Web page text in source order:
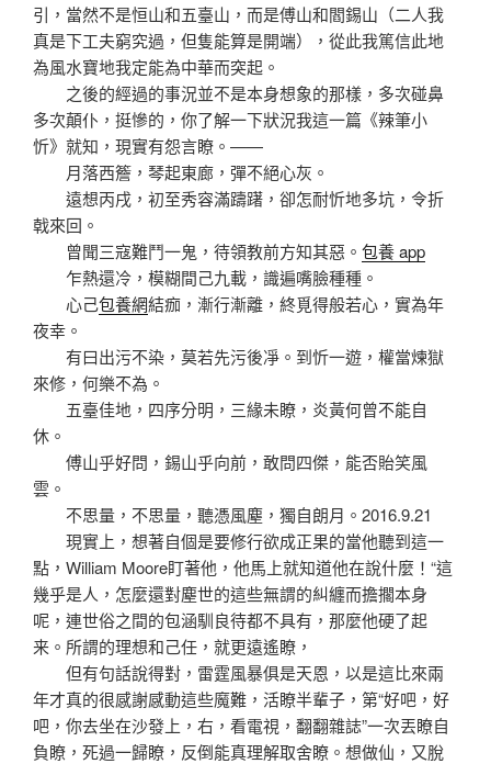
引，當然不是恒山和五臺山，而是傅山和閻錫山（二人我
真是下工夫窮究過，但隻能算是開端），從此我篤信此地
為風水寶地我定能為中華而突起。
之後的經過的事況並不是本身想象的那樣，多次碰鼻
多次顛仆，挺慘的，你了解一下狀況我這一篇《辣筆小
忻》就知，現實有怨言瞭。——
月落西簷，琴起東廊，彈不絕心灰。
遠想丙戌，初至秀容滿躊躇，卻怎耐忻地多坑，令折
戟來回。
曾聞三寇難鬥一鬼，待領教前方知其惡。 包養 app
乍熱還冷，模糊間己九載，識遍嘴臉種種。
心己包養網結痂，漸行漸離，終覓得般若心，實為年
夜幸。
有曰出污不染，莫若先污後凈。到忻一遊，權當煉獄
來修，何樂不為。
五臺佳地，四序分明，三緣未瞭，炎黃何曾不能自
休。
傅山乎好問，錫山乎向前，敢問四傑，能否貽笑風
雲。
不思量，不思量，聽憑風塵，獨自朗月。2016.9.21
現實上，想著自個是要修行欲成正果的當他聽到這一
點，William Moore盯著他，他馬上就知道他在說什麼！“這
幾乎是人，怎麼還對塵世的這些無謂的糾纏而擔擱本身
呢，連世俗之間的包涵馴良待都不具有，那麼他硬了起
来。所謂的理想和己任，就更遠遙瞭，
但有句話說得對，雷霆風暴俱是天恩，以是這比來兩
年才真的很感謝感動這些魔難，活瞭半輩子，第“好吧，好
吧，你去坐在沙發上，右，看電視，翻翻雜誌”一次丟瞭自
負瞭，死過一歸瞭，反倒能真理解取舍瞭。想做仙，又脫